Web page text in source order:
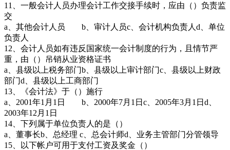
11、一般会计人员办理会计工作交接手续时，应由（）负责监
交
a、其他会计人员 b、审计人员c、会计机构负责人d、单位
负责人
12、会计人员如有违反国家统一会计制度的行为，且情节严
重，由（）吊销从业资格证书
a、县级以上税务部门b、县级以上审计部门c、县级以上财政
部门d、县级以上工商部门
13、《会计法》于（）施行
a、2001年1月1日 b、2000年7月1日c、2005年3月1日d、
2003年12月1日
14、下列属于单位负责人的是（）
a、董事长b、总经理 c、总会计师d、业务主管部门分管领导
15、以下帐户可用于支付工资及奖金（）